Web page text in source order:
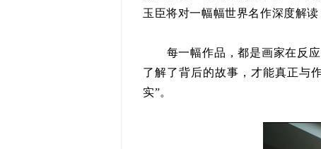
玉臣将对一幅幅世界名作深度解
每一幅作品，都是画家在反应
了解了背后的故事，才能真正与
实”。